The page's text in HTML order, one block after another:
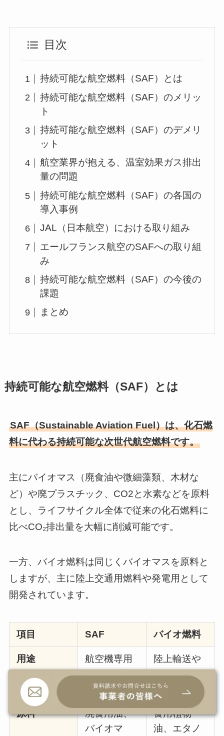
目次
持続可能な航空燃料（SAF）とは
持続可能な航空燃料（SAF）のメリッ
ト
持続可能な航空燃料（SAF）のデメリ
ット
航空業界が抱える、温室効果ガス排出
量の問題
持続可能な航空燃料（SAF）の各国の
導入事例
JAL（日本航空）における取り組み
エールフランス航空のSAFへの取り組
み
持続可能な航空燃料（SAF）の今後の
課題
まとめ
持続可能な航空燃料（SAF）とは
SAF（Sustainable Aviation Fuel）は、化石燃
料に代わる持続可能な次世代航空燃料です。
主にバイオマス（廃食油や微細藻類、木材な
ど）や廃プラスチック、CO2と水素などを原料
とし、ライフサイクル全体で従来の化石燃料に
比べCO₂排出量を大幅に削減可能です。
一方、バイオ燃料は同じくバイオマスを原料と
しますが、主に陸上交通用燃料や発電用として
開発されています。
項目 SAF バイオ燃料
用途
航空機専用
（ASTM認
証あり）
陸上輸送や
発電
原料
廃食用油、
バイオマ
食用植物
油、エタノ